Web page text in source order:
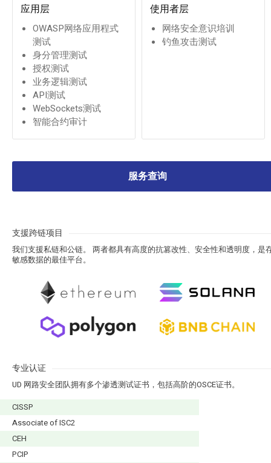
应用层
OWASP网络应用程式
测试
身分管理测试
授权测试
业务逻辑测试
API测试
WebSockets测试
智能合约审计
使用者层
网络安全意识培训
钓鱼攻击测试
服务查询
支援跨链项目
我们支援私链和公链。 两者都具有高度的抗篡改性、安全性和透明度，是
敏感数据的最佳平台。
专业认证
UD 网路安全团队拥有多个渗透测试证书，包括高阶的OSCE证书。
CISSP
Associate of ISC2
CEH
PCIP